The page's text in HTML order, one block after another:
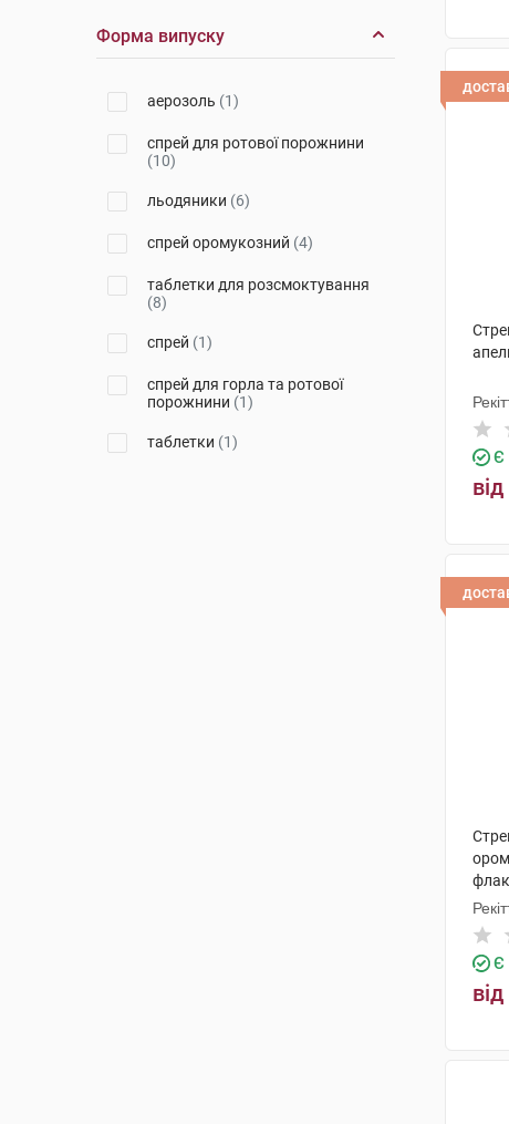
Енгельгард Арцнайміттель(1)
Феррер Інтернасіональ
Лабораторії Бушара Рекордаті
(1)
Азіенде Кіміке Ріуніте Анжеліні
Ацино Фарма
Форма випуску
аерозоль (1)
спрей для ротової порожнини
(10)
льодяники (6)
спрей оромукозний (4)
таблетки для розсмоктування
(8)
спрей (1)
спрей для горла та ротової
порожнини (1)
таблетки (1)
Є
від
Є
від